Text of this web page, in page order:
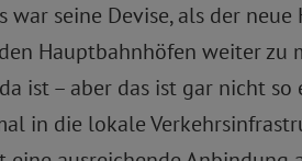
war seine Devise, als der
Hauptbahnhöfen weiter zu
ist – aber das ist gar nicht
in die lokale